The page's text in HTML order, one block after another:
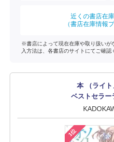
近くの書店在
（書店在庫情報
※書店によって現在在庫や取り扱いが
入方法は、各書店のサイトにてご確認
本 （ライト
ベストセラー
1位